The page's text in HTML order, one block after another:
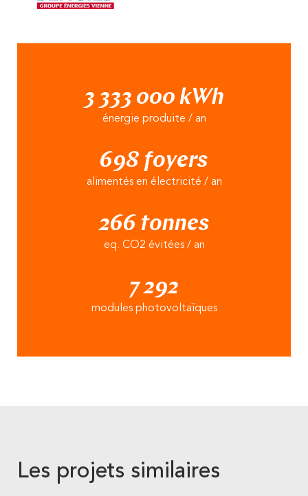
3 333 000 kWh
énergie produite / an
698 foyers
alimentés en électricité / an
266 tonnes
eq. CO2 évitées / an
7 292
modules photovoltaïques
Les projets similaires